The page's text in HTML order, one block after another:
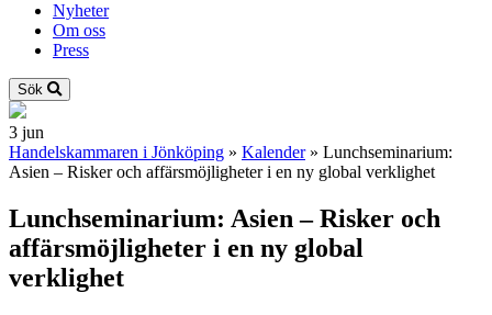
Nyheter
Om oss
Press
Sök
3 jun
Handelskammaren i Jönköping » Kalender » Lunchseminarium:
Asien – Risker och affärsmöjligheter i en ny global verklighet
Lunchseminarium: Asien – Risker och
affärsmöjligheter i en ny global
verklighet